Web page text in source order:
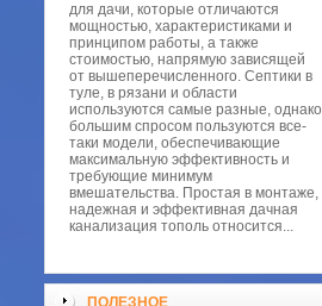
для дачи, которые отличаются
мощностью, характеристиками и
принципом работы, а также
стоимостью, напрямую зависящей
от вышеперечисленного. Септики в
туле, в рязани и области
используются самые разные, однако
большим спросом пользуются все-
таки модели, обеспечивающие
максимальную эффективность и
требующие минимум
вмешательства. Простая в монтаже,
надежная и эффективная дачная
канализация тополь относится...
ПОЛЕЗНОЕ